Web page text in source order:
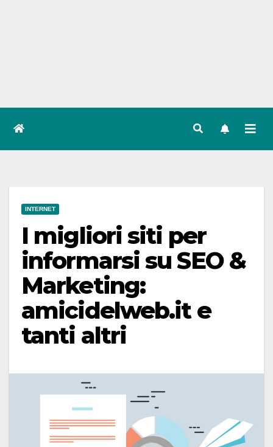
INTERNET
I migliori siti per
informarsi su SEO &
Marketing:
amicidelweb.it e
tanti altri